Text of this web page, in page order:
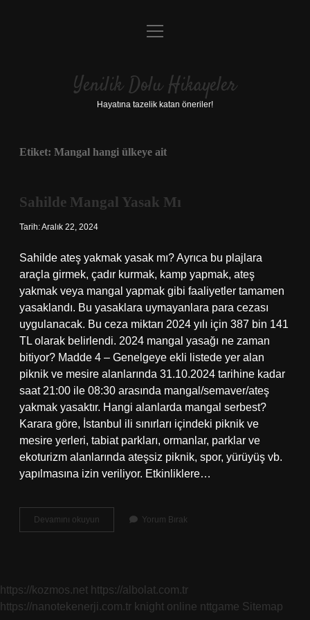
Anasayfa
Yasal Uyarı
menüyü
Yenilik Dolu Hikayeler
Hayatına tazelik katan öneriler!
Etiket: Mangal hangi ülkeye ait
Sahilde Mangal Yasak Mı
Tarih: Aralık 22, 2024
Sahilde ateş yakmak yasak mı? Ayrıca bu plajlara
araçla girmek, çadır kurmak, kamp yapmak, ateş
yakmak veya mangal yapmak gibi faaliyetler tamamen
yasaklandı. Bu yasaklara uymayanlara para cezası
uygulanacak. Bu ceza miktarı 2024 yılı için 387 bin 141
TL olarak belirlendi. 2024 mangal yasağı ne zaman
bitiyor? Madde 4 – Genelgeye ekli listede yer alan
piknik ve mesire alanlarında 31.10.2024 tarihine kadar
saat 21:00 ile 08:30 arasında mangal/semaver/ateş
yakmak yasaktır. Hangi alanlarda mangal serbest?
Karara göre, İstanbul ili sınırları içindeki piknik ve
mesire yerleri, tabiat parkları, ormanlar, parklar ve
ekoturizm alanlarında ateşsiz piknik, spor, yürüyüş vb.
yapılmasına izin veriliyor. Etkinliklere…
Devamını okuyun
Mangal
Yorum Bırak
https://kozmos.net https://albolat.com.tr
https://nanotekenerji.com.tr knight online nttgame Sitemap